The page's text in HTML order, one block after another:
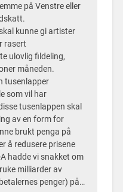
på Venstre eller
kunne gi artister
rasert
ulovlig fildeling,
måneden.
tusenlapper
som vil har
tusenlappen skal
av en form for
brukt penga på
å redusere prisene
hadde vi snakket om
milliarder av
penger) på…